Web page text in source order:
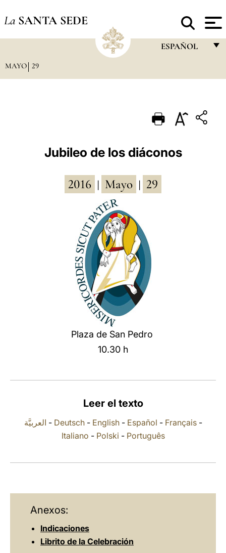
La SANTA SEDE
ESPAÑOL
PORTUGUÊS
MAYO 29
Jubileo de los diáconos
2016 Mayo 29
Plaza de San Pedro
10.30 h
Leer el texto
العربيَّة - Deutsch- English- Español - Français-
Italiano - Polski - Português
Anexos:
Indicaciones
Librito de la Celebración